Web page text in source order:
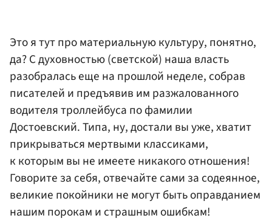
Это я тут про материальную культуру, понятно,
да? С духовностью (светской) наша власть
разобралась еще на прошлой неделе, собрав
писателей и предъявив им разжалованного
водителя троллейбуса по фамилии
Достоевский. Типа, ну, достали вы уже, хватит
прикрываться мертвыми классиками,
к которым вы не имеете никакого отношения!
Говорите за себя, отвечайте сами за содеянное,
великие покойники не могут быть оправданием
нашим порокам и страшным ошибкам!